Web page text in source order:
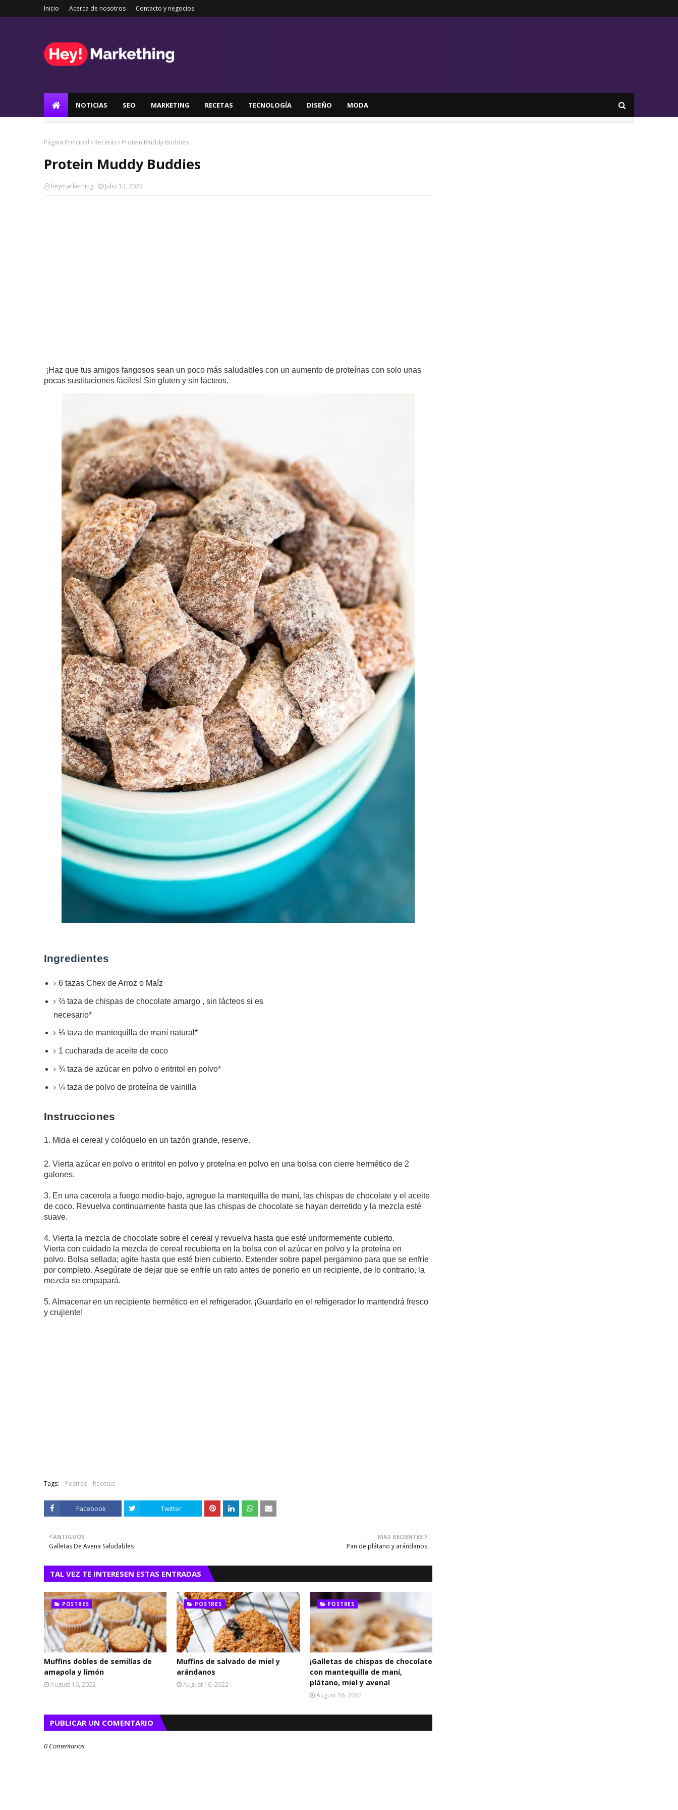
Inicio Acerca de nosotros Contacto y negocios
NOTICIAS SEO MARKETING RECETAS TECNOLOGÍA DISEÑO MODA
Página Principal Recetas Protein Muddy Buddies
Protein Muddy Buddies
heymarkething Julio 13, 2022
¡Haz que tus amigos fangosos sean un poco más saludables con un aumento de proteínas con solo unas
pocas sustituciones fáciles! Sin gluten y sin lácteos.
Ingredientes
6 tazas Chex de Arroz o Maíz
⅔ taza de chispas de chocolate amargo , sin lácteos si es
necesario*
⅓ taza de mantequilla de maní natural*
1 cucharada de aceite de coco
¾taza de azúcar en polvo o eritritol en polvo*
¼taza de polvo de proteína de vainilla
Instrucciones
1. Mida el cereal y colóquelo en un tazón grande, reserve.
2. Vierta azúcar en polvo o eritritol en polvo y proteína en polvo en una bolsa con cierre hermético de 2
galones.
3. En una cacerola a fuego medio-bajo, agregue la mantequilla de maní, las chispas de chocolate y el aceite
de coco. Revuelva continuamente hasta que las chispas de chocolate se hayan derretido y la mezcla esté
suave.
4. Vierta la mezcla de chocolate sobre el cereal y revuelva hasta que esté uniformemente cubierto.
Vierta con cuidado la mezcla de cereal recubierta en la bolsa con el azúcar en polvo y la proteína en
polvo. Bolsa sellada; agite hasta que esté bien cubierto. Extender sobre papel pergamino para que se enfríe
por completo. Asegúrate de dejar que se enfríe un rato antes de ponerlo en un recipiente, de lo contrario, la
mezcla se empapará.
5. Almacenar en un recipiente hermético en el refrigerador. ¡Guardarlo en el refrigerador lo mantendrá fresco
y crujiente!
Tags: Postres Recetas
Facebook Twitter
MÁS RECIENTES
Pan de plátano y arándanos
ANTIGUOS
Galletas De Avena Saludables
TAL VEZ TE INTERESEN ESTAS ENTRADAS
POSTRES
Muffins dobles de semillas de
amapola y limón
August 16, 2022
POSTRES
Muffins de salvado de miel y
arándanos
August 16, 2022
POSTRES
¡Galletas de chispas de chocolate
con mantequilla de maní,
plátano, miel y avena!
August 16, 2022
PUBLICAR UN COMENTARIO
0 Comentarios